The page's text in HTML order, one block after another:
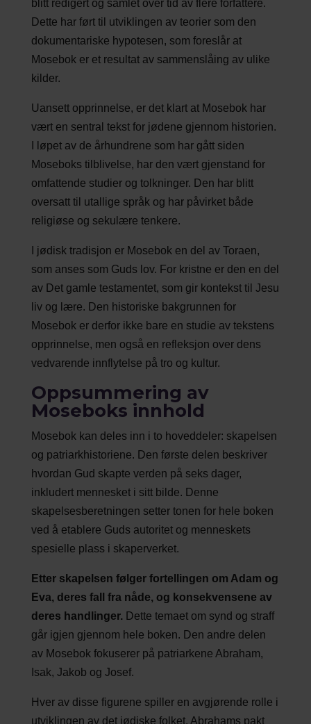
blitt redigert og samlet over tid av flere forfattere.
Dette har ført til utviklingen av teorier som den
dokumentariske hypotesen, som foreslår at
Mosebok er et resultat av sammenslåing av ulike
kilder.
Uansett opprinnelse, er det klart at Mosebok har
vært en sentral tekst for jødene gjennom historien.
I løpet av de århundrene som har gått siden
Moseboks tilblivelse, har den vært gjenstand for
omfattende studier og tolkninger. Den har blitt
oversatt til utallige språk og har påvirket både
religiøse og sekulære tenkere.
I jødisk tradisjon er Mosebok en del av Toraen,
som anses som Guds lov. For kristne er den en del
av Det gamle testamentet, som gir kontekst til Jesu
liv og lære. Den historiske bakgrunnen for
Mosebok er derfor ikke bare en studie av tekstens
opprinnelse, men også en refleksjon over dens
vedvarende innflytelse på tro og kultur.
Oppsummering av
Moseboks innhold
Mosebok kan deles inn i to hoveddeler: skapelsen
og patriarkhistoriene. Den første delen beskriver
hvordan Gud skapte verden på seks dager,
inkludert mennesket i sitt bilde. Denne
skapelsesberetningen setter tonen for hele boken
ved å etablere Guds autoritet og menneskets
spesielle plass i skaperverket.
Etter skapelsen følger fortellingen om Adam og
Eva, deres fall fra nåde, og konsekvensene av
deres handlinger. Dette temaet om synd og straff
går igjen gjennom hele boken. Den andre delen
av Mosebok fokuserer på patriarkene Abraham,
Isak, Jakob og Josef.
Hver av disse figurene spiller en avgjørende rolle i
utviklingen av det jødiske folket. Abrahams pakt